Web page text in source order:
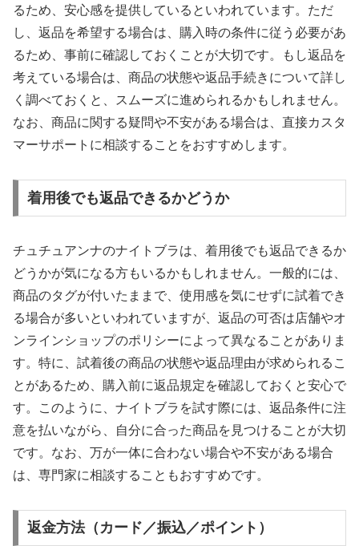
るため、安心感を提供しているといわれています。ただ
し、返品を希望する場合は、購入時の条件に従う必要があ
るため、事前に確認しておくことが大切です。もし返品を
考えている場合は、商品の状態や返品手続きについて詳し
く調べておくと、スムーズに進められるかもしれません。
なお、商品に関する疑問や不安がある場合は、直接カスタ
マーサポートに相談することをおすすめします。
着用後でも返品できるかどうか
チュチュアンナのナイトブラは、着用後でも返品できるか
どうかが気になる方もいるかもしれません。一般的には、
商品のタグが付いたままで、使用感を気にせずに試着でき
る場合が多いといわれていますが、返品の可否は店舗やオ
ンラインショップのポリシーによって異なることがありま
す。特に、試着後の商品の状態や返品理由が求められるこ
とがあるため、購入前に返品規定を確認しておくと安心で
す。このように、ナイトブラを試す際には、返品条件に注
意を払いながら、自分に合った商品を見つけることが大切
です。なお、万が一体に合わない場合や不安がある場合
は、専門家に相談することもおすすめです。
返金方法（カード／振込／ポイント）